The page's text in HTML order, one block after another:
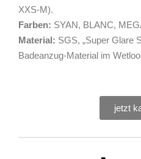
XXS-M).
Farben: SYAN, BLANC,
Material: SGS, „Super Glare
Badeanzug-Material im
jetzt